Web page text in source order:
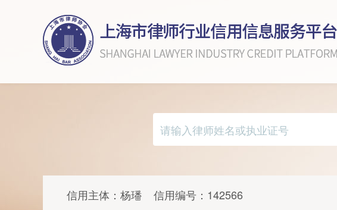
信用主体： 杨璠 信用编号： 142566